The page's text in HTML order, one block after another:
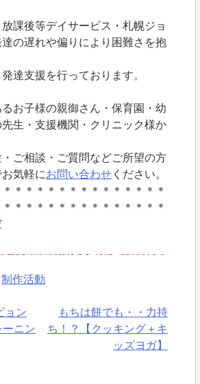
課後等デイサービス・札幌ジョ
の遅れや偏りにより困難さを抱
達支援を行っております。
お子様の親御さん・保育園・幼
生・支援機関・クリニック様か
ご相談・ご質問などご所望の方
気軽にお問い合わせ ください。
＊＊＊＊＊＊＊＊＊＊＊＊＊＊
＊＊＊＊＊＊＊＊＊＊＊＊＊＊
制作活動
ョン
ーニン
もちは餅でも・・力持
ち！？【クッキング＋キ
ッズヨガ】